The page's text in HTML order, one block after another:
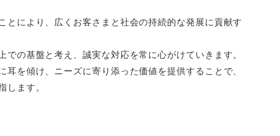
により、広くお客さまと社会の持続的な発展に貢献す
の基盤と考え、誠実な対応を常に心がけていきます。
を傾け、ニーズに寄り添った価値を提供することで、
ます。